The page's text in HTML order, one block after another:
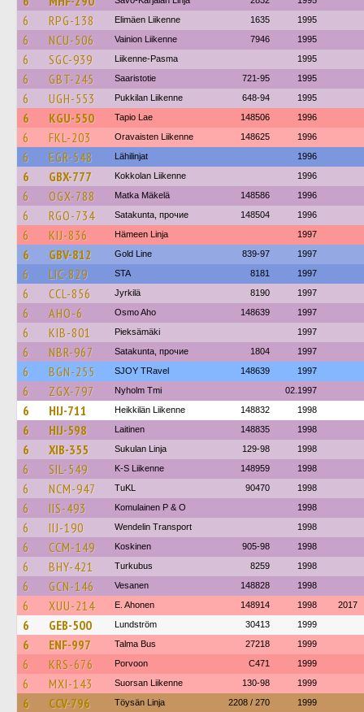
6 RPG-138 Elimäen Liikenne 1635 1995
6 NCU-506 Vainion Liikenne 7946 1995
6 SGC-939 Liikenne-Pasma 1995
6 GBT-245 Saaristotie 721-95 1995
6 UGH-553 Pukkilan Liikenne 648-94 1995
6 KGU-550 Tapio Lae 148506 1996
6 FKL-203 Oravaisten Liikenne 148625 1996
6 EGR-548 Lähilinjat 1996
6 GBX-777 Kokkolan Liikenne 1996
6 OGX-788 Matka Mäkelä 148586 1996
6 RGO-734 Satakunta, прочие 148504 1996
6 KIJ-836 Hämeen Linja 1997
6 GBV-812 Gold Line 839-97 1997
6 LIC-829 STA 8181 1997
6 CCL-856 Jyrkilä 8190 1997
6 AHO-6 Osmo Aho 148639 1997
6 KIB-801 Pieksämäki 1997
6 NBR-967 Satakunta, прочие 1804 1997
6 BGN-255 SJOY TRavel 148639 1997
6 ZGX-797 Nyholm Tmi 02.1997
6 HIJ-711 Heikkilän Liikenne 148832 1998
6 HIJ-598 Laitinen 148835 1998
6 XIB-355 Sukulan Linja 129-98 1998
6 SIL-549 K-S Liikenne 148959 1998
6 NCM-947 TuKL 90470 1998
6 IIS-493 Komulainen P & O 1998
6 IIJ-190 Wendelin Transport 1998
6 CCM-149 Koskinen 905-98 1998
6 BHY-421 Turkubus 8259 1998
6 GCN-146 Vesanen 148828 1998
6 XUU-214 E. Ahonen 148914 1998 2017
6 GEB-500 Lundström 30413 1999
6 ENF-997 Talma Bus 27218 1999
6 KRS-676 Porvoon C471 1999
6 MXI-143 Suorsan Liikenne 130-98 1999
6 CCV-796 Töysän Linja 2208 / 270 1999